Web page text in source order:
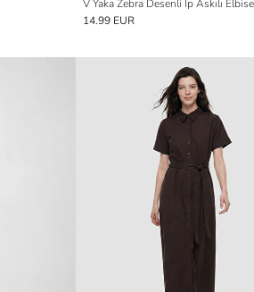
V Yaka Zebra Desenli İp Askılı Elbise
14.99 EUR